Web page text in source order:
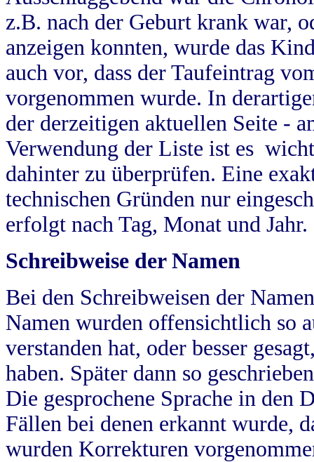
z.B. nach der Geburt krank war,
anzeigen konnten, wurde das
auch vor, dass der Taufeintrag
vorgenommen wurde. In
der derzeitigen aktuellen Seite -
Verwendung der Liste ist es
dahinter zu überprüfen. Eine
technischen Gründen nur
erfolgt nach Tag, Monat und Jahr.
Schreibweise der Namen
Bei den Schreibweisen der
Namen wurden offensichtlich so
verstanden hat, oder besser
haben. Später dann so
Die gesprochene Sprache in
Fällen bei denen erkannt wurde,
wurden Korrekturen